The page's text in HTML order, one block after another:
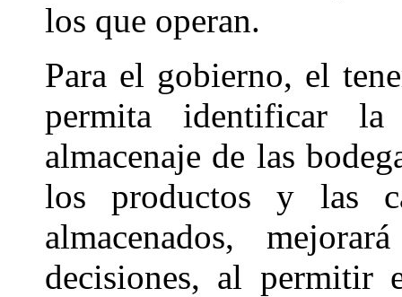
los que operan.
Para el gobierno, el
permita identificar
almacenaje de las
los productos y las
almacenados,
decisiones, al permitir